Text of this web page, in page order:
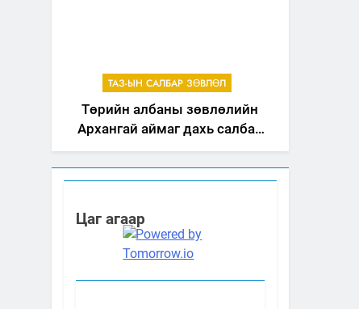
ТАЗ-ЫН САЛБАР ЗӨВЛӨЛ
Төрийн албаны зөвлөлийн
Архангай аймаг дахь салбар
зөвлөлийн 2025 оны үйл
ажиллагааны жилийн
Цаг агаар